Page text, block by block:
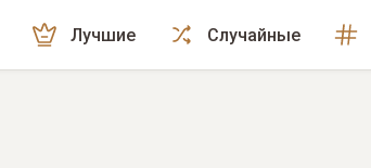
Лучшие Случайные